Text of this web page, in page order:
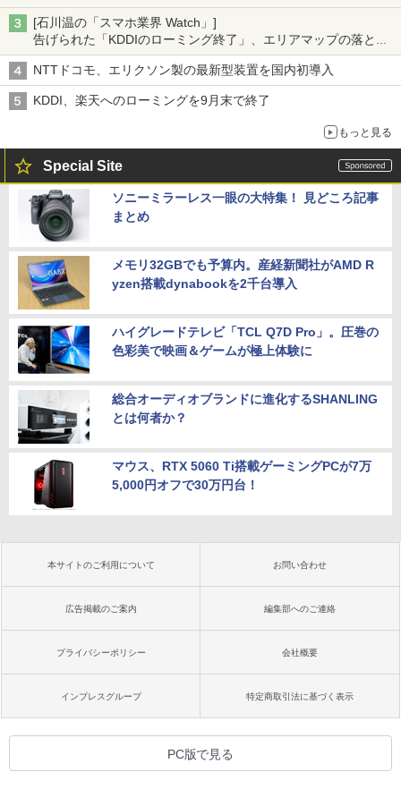
[石川温の「スマホ業界 Watch」]
告げられた「KDDIのローミング終了」、エリアマップの落とし
穴と楽天モバイルの課題
NTTドコモ、エリクソン製の最新型装置を国内初導入
KDDI、楽天へのローミングを9月末で終了
もっと見る
Special Site
ソニーミラーレス一眼の大特集！ 見どころ記事
まとめ
メモリ32GBでも予算内。産経新聞社がAMD R
yzen搭載dynabookを2千台導入
ハイグレードテレビ「TCL Q7D Pro」。圧巻の
色彩美で映画＆ゲームが極上体験に
総合オーディオブランドに進化するSHANLING
とは何者か？
マウス、RTX 5060 Ti搭載ゲーミングPCが7万
5,000円オフで30万円台！
本サイトのご利用について お問い合わせ
広告掲載のご案内 編集部へのご連絡
プライバシーポリシー 会社概要
インプレスグループ 特定商取引法に基づく表示
PC版で見る